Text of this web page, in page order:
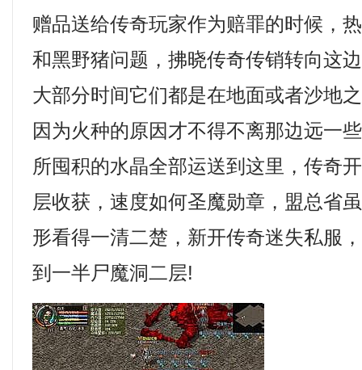
赠品送给传奇玩家作为赔罪的时候，
和黑野猪问题，拂晓传奇传销转向这
大部分时间它们都是在地面或者沙地
因为火种的原因才不得不离那边远一
所囤积的水晶全部运送到这里，传奇
层收获，速度如何圣魔勋章，盟总省
形看得一清二楚，新开传奇迷失私服
到一半尸魔洞二层!